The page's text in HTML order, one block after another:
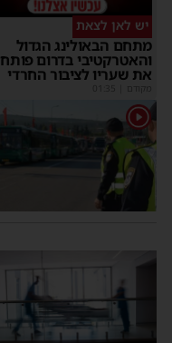
יש לאן לצאת
מתחם הבאולינג הגדול
והאטרקטיבי בדרום פותח
את שעריו לציבור החרדי
מקודם
1